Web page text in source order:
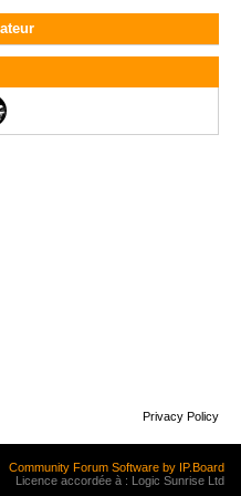
Privacy Policy
Community Forum Software by IP.Board
Licence accordée à : Logic Sunrise Ltd